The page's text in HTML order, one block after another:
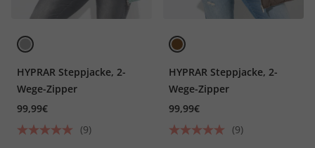
HYPRAR Steppjacke, 2-
Wege-Zipper
99,99€
(9)
HYPRAR Steppjacke, 2-
Wege-Zipper
99,99€
(9)